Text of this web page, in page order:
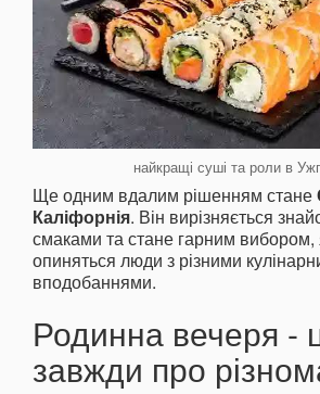
найкращі суші та роли в
Ще одним вдалим рішенням стане
Каліфорнія. Він вирізняється
смаками та стане гарним
опиняться люди з різними
вподобаннями.
Родинна вечеря -
завжди про